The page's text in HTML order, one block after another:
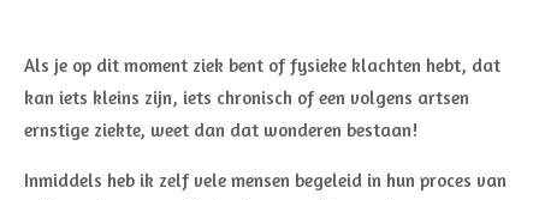
Als je op dit moment ziek bent of fysieke klachten hebt, dat
kan iets kleins zijn, iets chronisch of een volgens artsen
ernstige ziekte, weet dan dat wonderen bestaan!
Inmiddels heb ik zelf vele mensen begeleid in hun proces van